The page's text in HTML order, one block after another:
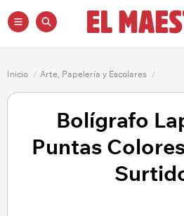
Inicio / Arte, Papelería y Escolares /
Bolígrafo
Puntas